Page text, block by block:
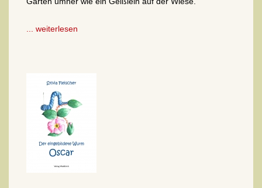
... weiterlesen